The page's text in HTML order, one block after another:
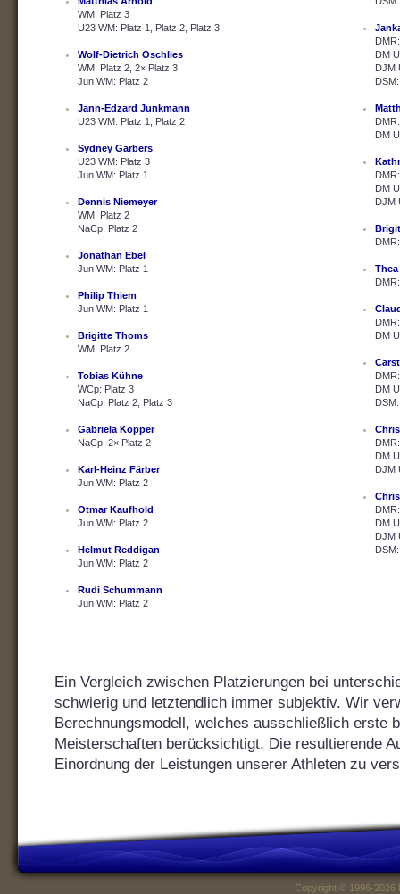
WM: Platz 3
U23 WM: Platz 1, Platz 2, Platz 3
Wolf-Dietrich Oschlies
WM: Platz 2, 2× Platz 3
Jun WM: Platz 2
Jann-Edzard Junkmann
U23 WM: Platz 1, Platz 2
Sydney Garbers
U23 WM: Platz 3
Jun WM: Platz 1
Dennis Niemeyer
WM: Platz 2
NaCp: Platz 2
Jonathan Ebel
Jun WM: Platz 1
Philip Thiem
Jun WM: Platz 1
Brigitte Thoms
WM: Platz 2
Tobias Kühne
WCp: Platz 3
NaCp: Platz 2, Platz 3
Gabriela Köpper
NaCp: 2× Platz 2
Karl-Heinz Färber
Jun WM: Platz 2
Otmar Kaufhold
Jun WM: Platz 2
Helmut Reddigan
Jun WM: Platz 2
Rudi Schummann
Jun WM: Platz 2
DM
DJM
DM
DM
DJM
DM
DM
DM
DJM
DM
DJM
Ein Vergleich zwischen Platzierungen bei
schwierig und letztendlich immer subjektiv. Wir
Berechnungsmodell, welches ausschließlich erste
Meisterschaften berücksichtigt. Die resultierende
Einordnung der Leistungen unserer Athleten zu
Copyright © 1996-2026